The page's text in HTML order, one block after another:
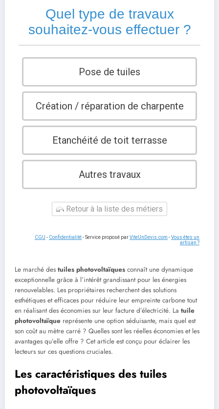
Quel type de travaux
souhaitez-vous effectuer ?
Pose de tuiles
Création / réparation de charpente
Etanchéité de toit terrasse
Autres travaux
Retour à la liste des métiers
CGU - Confidentialité- Service proposé parViteUnDevis.com -Vous êtes un
artisan ?
Le marché des tuiles photovoltaïques connaît une dynamique
exceptionnelle grâce à l’intérêt grandissant pour les énergies
renouvelables. Les propriétaires recherchent des solutions
esthétiques et efficaces pour réduire leur empreinte carbone tout
en réalisant des économies sur leur facture d’électricité. La tuile
photovoltaïque représente une option séduisante, mais quel est
son coût au mètre carré ? Quelles sont les réelles économies et les
avantages qu’elle offre ? Cet article est conçu pour éclairer les
lecteurs sur ces questions cruciales.
Les caractéristiques des tuiles
photovoltaïques